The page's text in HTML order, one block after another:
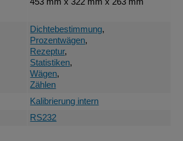
Dichtebestimmung,
Prozentwägen,
Rezeptur,
Statistiken,
Wägen,
Zählen
Kalibrierung intern
RS232